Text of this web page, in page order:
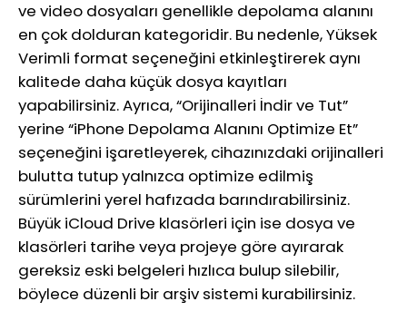
ve video dosyaları genellikle depolama alanını
en çok dolduran kategoridir. Bu nedenle, Yüksek
Verimli format seçeneğini etkinleştirerek aynı
kalitede daha küçük dosya kayıtları
yapabilirsiniz. Ayrıca, “Orijinalleri İndir ve Tut”
yerine “iPhone Depolama Alanını Optimize Et”
seçeneğini işaretleyerek, cihazınızdaki orijinalleri
bulutta tutup yalnızca optimize edilmiş
sürümlerini yerel hafızada barındırabilirsiniz.
Büyük iCloud Drive klasörleri için ise dosya ve
klasörleri tarihe veya projeye göre ayırarak
gereksiz eski belgeleri hızlıca bulup silebilir,
böylece düzenli bir arşiv sistemi kurabilirsiniz.